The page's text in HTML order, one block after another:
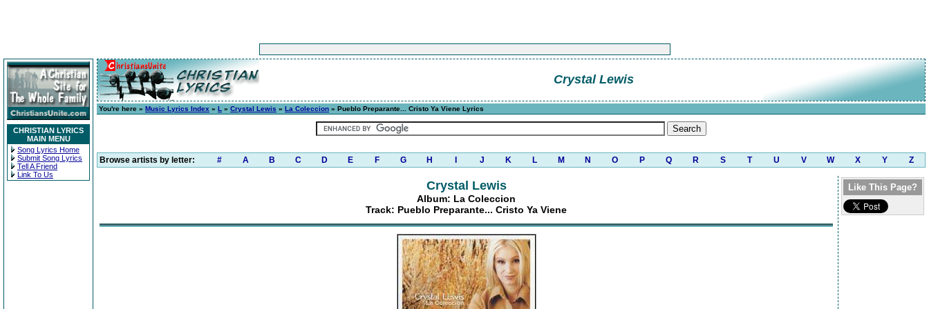
CHRISTIAN LYRICS
MAIN MENU
Song Lyrics Home
Submit Song Lyrics
Tell A Friend
Link To Us
Crystal Lewis
You're here » Music Lyrics Index » L » Crystal Lewis » La Coleccion » Pueblo Preparante... Cristo Ya Viene Lyrics
Browse artists by letter: # A B C D E F G H J K L M N O P Q R S T U V W X Y Z
Crystal Lewis
Album: La Coleccion
Track: Pueblo Preparante... Cristo Ya Viene
Like This Page?